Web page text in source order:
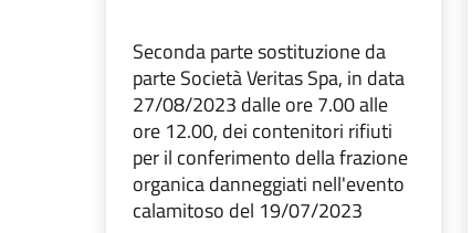
Seconda parte sostituzione da
parte Società Veritas Spa, in data
27/08/2023 dalle ore 7.00 alle
ore 12.00, dei contenitori rifiuti
per il conferimento della frazione
organica danneggiati nell'evento
calamitoso del 19/07/2023